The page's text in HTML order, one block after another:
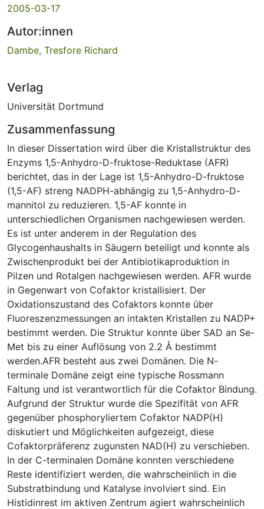
2005-03-17
Autor:innen
Dambe, Tresfore Richard
Verlag
Universität Dortmund
Zusammenfassung
In dieser Dissertation wird über die Kristallstruktur des
Enzyms 1,5-Anhydro-D-fruktose-Reduktase (AFR)
berichtet, das in der Lage ist 1,5-Anhydro-D-fruktose
(1,5-AF) streng NADPH-abhängig zu 1,5-Anhydro-D-
mannitol zu reduzieren. 1,5-AF konnte in
unterschiedlichen Organismen nachgewiesen werden.
Es ist unter anderem in der Regulation des
Glycogenhaushalts in Säugern beteiligt und konnte als
Zwischenprodukt bei der Antibiotikaproduktion in
Pilzen und Rotalgen nachgewiesen werden. AFR wurde
in Gegenwart von Cofaktor kristallisiert. Der
Oxidationszustand des Cofaktors konnte über
Fluoreszenzmessungen an intakten Kristallen zu NADP+
bestimmt werden. Die Struktur konnte über SAD an Se-
Met bis zu einer Auflösung von 2.2 Å bestimmt
werden.AFR besteht aus zwei Domänen. Die N-
terminale Domäne zeigt eine typische Rossmann
Faltung und ist verantwortlich für die Cofaktor Bindung.
Aufgrund der Struktur wurde die Spezifität von AFR
gegenüber phosphoryliertem Cofaktor NADP(H)
diskutiert und Möglichkeiten aufgezeigt, diese
Cofaktorpräferenz zugunsten NAD(H) zu verschieben.
In der C-terminalen Domäne konnten verschiedene
Reste identifiziert werden, die wahrscheinlich in die
Substratbindung und Katalyse involviert sind. Ein
Histidinrest im aktiven Zentrum agiert wahrscheinlich